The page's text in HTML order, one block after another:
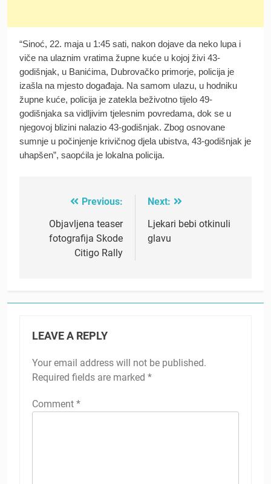
“Sinoć, 22. maja u 1:45 sati, nakon dojave da neko lupa i
viče na ulaznim vratima župne kuće u kojoj živi 43-
godišnjak, u Banićima, Dubrovačko primorje, policija je
izašla na mjesto događaja. Na samom ulazu, u hodniku
župne kuće, policija je zatekla beživotno tijelo 49-
godišnjaka sa vidljivim tjelesnim povredama, dok se u
njegovoj blizini nalazio 43-godišnjak. Zbog osnovane
sumnje u počinjenje krivičnog djela ubistva, 43-godišnjak je
uhapšen”, saopćila je lokalna policija.
navigation
Previous:
Objavljena teaser
fotografija Skode
Citigo Rally
Next:
Ljekari bebi otkinuli
glavu
LEAVE A REPLY
Your email address will not be published.
Required fields are marked *
Comment *